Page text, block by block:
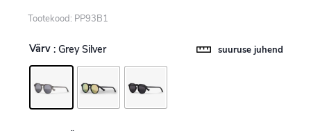
Tootekood: PP93B1
Värv : Grey Silver suuruse juhend